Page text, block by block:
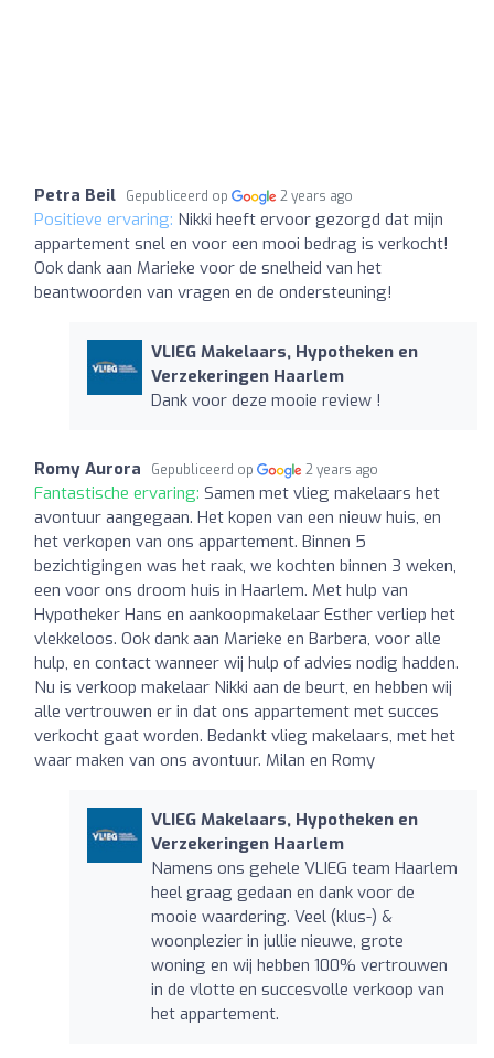
Petra Beil Gepubliceerd op 2 years ago
Positieve ervaring: Nikki heeft ervoor gezorgd dat mijn
appartement snel en voor een mooi bedrag is verkocht!
Ook dank aan Marieke voor de snelheid van het
beantwoorden van vragen en de ondersteuning!
VLIEG Makelaars, Hypotheken en
Verzekeringen Haarlem
Dank voor deze mooie review !
Romy Aurora Gepubliceerd op 2 years ago
Fantastische ervaring: Samen met vlieg makelaars het
avontuur aangegaan. Het kopen van een nieuw huis, en
het verkopen van ons appartement. Binnen 5
bezichtigingen was het raak, we kochten binnen 3 weken,
een voor ons droom huis in Haarlem. Met hulp van
Hypotheker Hans en aankoopmakelaar Esther verliep het
vlekkeloos. Ook dank aan Marieke en Barbera, voor alle
hulp, en contact wanneer wij hulp of advies nodig hadden.
Nu is verkoop makelaar Nikki aan de beurt, en hebben wij
alle vertrouwen er in dat ons appartement met succes
verkocht gaat worden. Bedankt vlieg makelaars, met het
waar maken van ons avontuur. Milan en Romy
VLIEG Makelaars, Hypotheken en
Verzekeringen Haarlem
Namens ons gehele VLIEG team Haarlem
heel graag gedaan en dank voor de
mooie waardering. Veel (klus-) &
woonplezier in jullie nieuwe, grote
woning en wij hebben 100% vertrouwen
in de vlotte en succesvolle verkoop van
het appartement.